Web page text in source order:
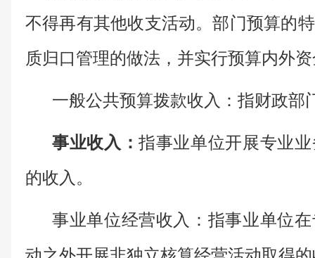
不得再有其他收支活动。部门预算的
质归口管理的做法，并实行预算内外
一般公共预算拨款收入：指财政部
事业收入：指事业单位开展专业
的收入。
事业单位经营收入：指事业单位